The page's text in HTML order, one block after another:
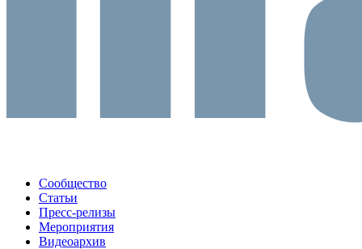
Сообщество
Статьи
Пресс-релизы
Мероприятия
Видеоархив